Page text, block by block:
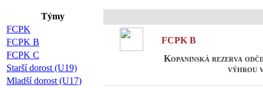
Týmy
FCPK
FCPK B
FCPK C
Starší dorost (U19)
Mladší dorost (U17)
FCPK B
Kopaninská rezerva
výhrou v